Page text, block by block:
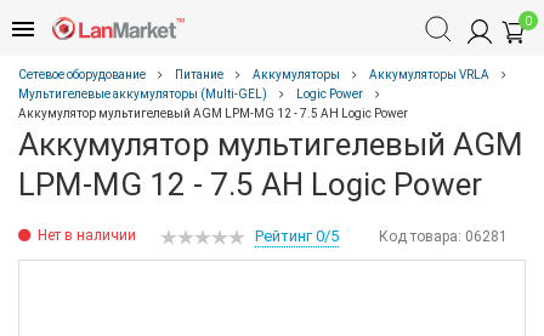
0
Сетевое оборудование Питание Аккумуляторы
Аккумуляторы VRLA
Мультигелевые аккумуляторы (Multi-GEL)
Logic Power
Аккумулятор мультигелевый AGM LPM-MG 12 - 7.5 AH Logic Power
Аккумулятор мультигелевый AGM
LPM-MG 12 - 7.5 AH Logic Power
Нет в наличии Код товара: 06281
Рейтинг 0/5